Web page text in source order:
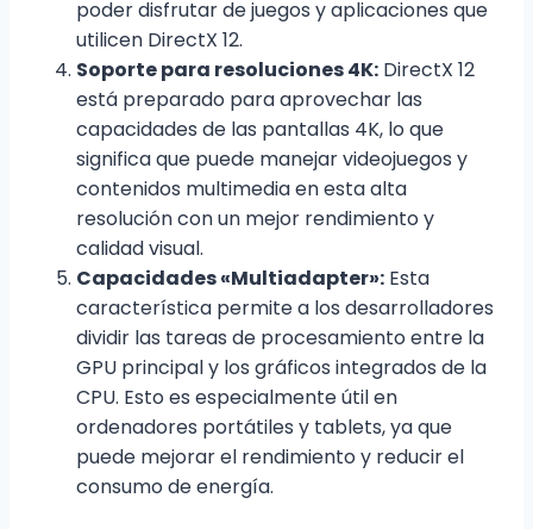
poder disfrutar de juegos y aplicaciones que
utilicen DirectX 12.
Soporte para resoluciones 4K: DirectX 12
está preparado para aprovechar las
capacidades de las pantallas 4K, lo que
significa que puede manejar videojuegos y
contenidos multimedia en esta alta
resolución con un mejor rendimiento y
calidad visual.
Capacidades «Multiadapter»: Esta
característica permite a los desarrolladores
dividir las tareas de procesamiento entre la
GPU principal y los gráficos integrados de la
CPU. Esto es especialmente útil en
ordenadores portátiles y tablets, ya que
puede mejorar el rendimiento y reducir el
consumo de energía.